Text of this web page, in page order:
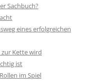
Sachbuch?
eines erfolgreichen
Kette wird
ist
im Spiel